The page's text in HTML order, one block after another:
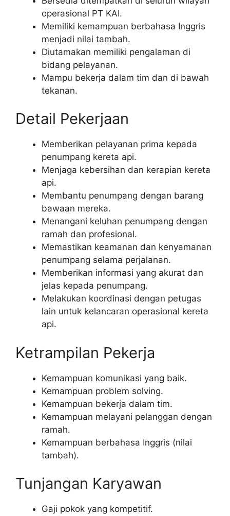
operasional PT KAI.
Memiliki kemampuan berbahasa Inggris
menjadi nilai tambah.
Diutamakan memiliki pengalaman di
bidang pelayanan.
Mampu bekerja dalam tim dan di bawah
tekanan.
Detail Pekerjaan
Memberikan pelayanan prima kepada
penumpang kereta api.
Menjaga kebersihan dan kerapian kereta
api.
Membantu penumpang dengan barang
bawaan mereka.
Menangani keluhan penumpang dengan
ramah dan profesional.
Memastikan keamanan dan kenyamanan
penumpang selama perjalanan.
Memberikan informasi yang akurat dan
jelas kepada penumpang.
Melakukan koordinasi dengan petugas
lain untuk kelancaran operasional kereta
api.
Ketrampilan Pekerja
Kemampuan komunikasi yang baik.
Kemampuan problem solving.
Kemampuan bekerja dalam tim.
Kemampuan melayani pelanggan dengan
ramah.
Kemampuan berbahasa Inggris (nilai
tambah).
Tunjangan Karyawan
Gaji pokok yang kompetitif.